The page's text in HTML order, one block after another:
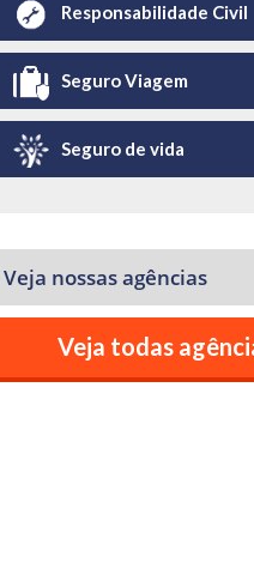
Responsabilidade Civil
Seguro Viagem
Seguro de vida
Veja nossas agências
Veja todas